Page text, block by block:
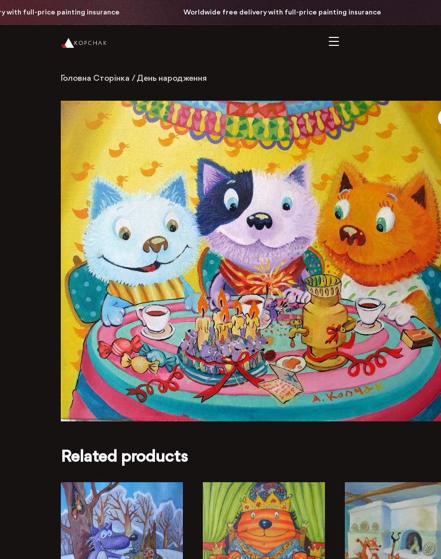
full-price painting insurance Worldwide free delivery with full-price painting insurance
Головна Сторінка / День народження
Related products